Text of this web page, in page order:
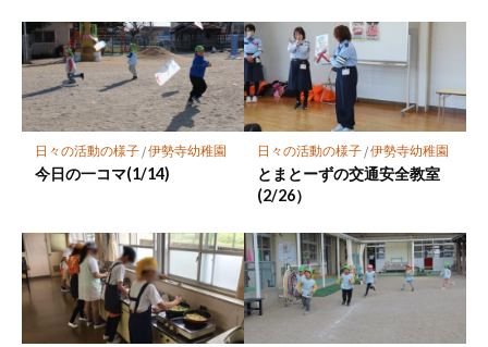
日々の活動の様子/伊勢寺幼稚園
今日の一コマ(1/14)
日々の活動の様子/伊勢寺幼稚園
とまとーずの交通安全教室
(2/26）